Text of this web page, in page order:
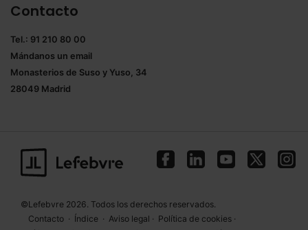
Contacto
Tel.: 91 210 80 00
Mándanos un email
Monasterios de Suso y Yuso, 34
28049 Madrid
©Lefebvre 2026. Todos los derechos reservados.
Contacto · Índice · Aviso legal · Política de cookies ·